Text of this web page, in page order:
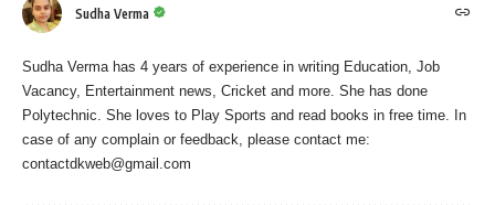
Sudha Verma
Sudha Verma has 4 years of experience in writing Education, Job
Vacancy, Entertainment news, Cricket and more. She has done
Polytechnic. She loves to Play Sports and read books in free time. In
case of any complain or feedback, please contact me:
contactdkweb@gmail.com